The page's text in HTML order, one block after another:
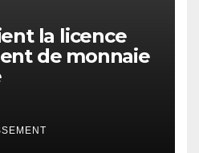
la licence
de monnaie